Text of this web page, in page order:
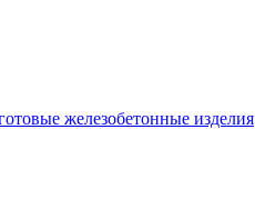
железобетонные изделия